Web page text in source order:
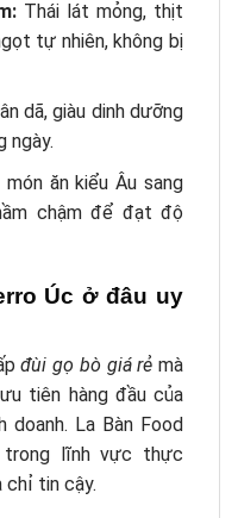
Thái lát mỏng, thịt
tự nhiên, không bị
dã, giàu dinh dưỡng
ngày.
ăn kiểu Âu sang
chậm để đạt độ
Úc ở đâu uy
đùi gọ bò giá rẻ mà
tiên hàng đầu của
La Bàn Food
trong lĩnh vực thực
chỉ tin cậy.